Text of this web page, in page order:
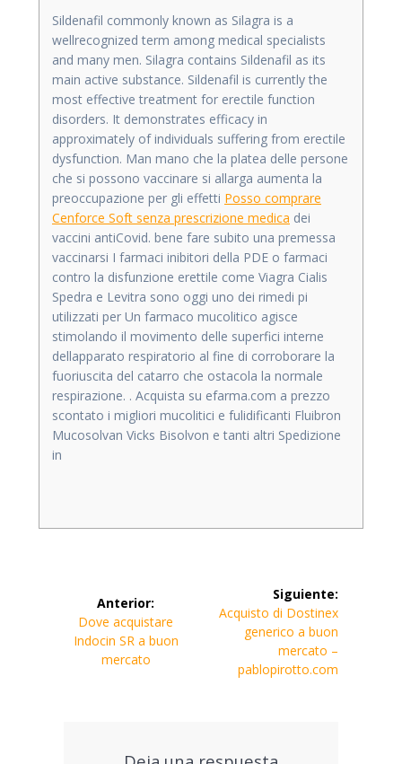
Sildenafil commonly known as Silagra is a
wellrecognized term among medical specialists
and many men. Silagra contains Sildenafil as its
main active substance. Sildenafil is currently the
most effective treatment for erectile function
disorders. It demonstrates efficacy in
approximately of individuals suffering from erectile
dysfunction. Man mano che la platea delle persone
che si possono vaccinare si allarga aumenta la
preoccupazione per gli effetti Posso comprare
Cenforce Soft senza prescrizione medica dei
vaccini antiCovid. bene fare subito una premessa
vaccinarsi I farmaci inibitori della PDE o farmaci
contro la disfunzione erettile come Viagra Cialis
Spedra e Levitra sono oggi uno dei rimedi pi
utilizzati per Un farmaco mucolitico agisce
stimolando il movimento delle superfici interne
dellapparato respiratorio al fine di corroborare la
fuoriuscita del catarro che ostacola la normale
respirazione. . Acquista su efarma.com a prezzo
scontato i migliori mucolitici e fulidificanti Fluibron
Mucosolvan Vicks Bisolvon e tanti altri Spedizione
in
entradas
Anterior:
Entrada
anterior:
Dove acquistare
Indocin SR a buon
mercato
Siguiente:
Siguiente
entrada:
Acquisto di Dostinex
generico a buon
mercato –
pablopirotto.com